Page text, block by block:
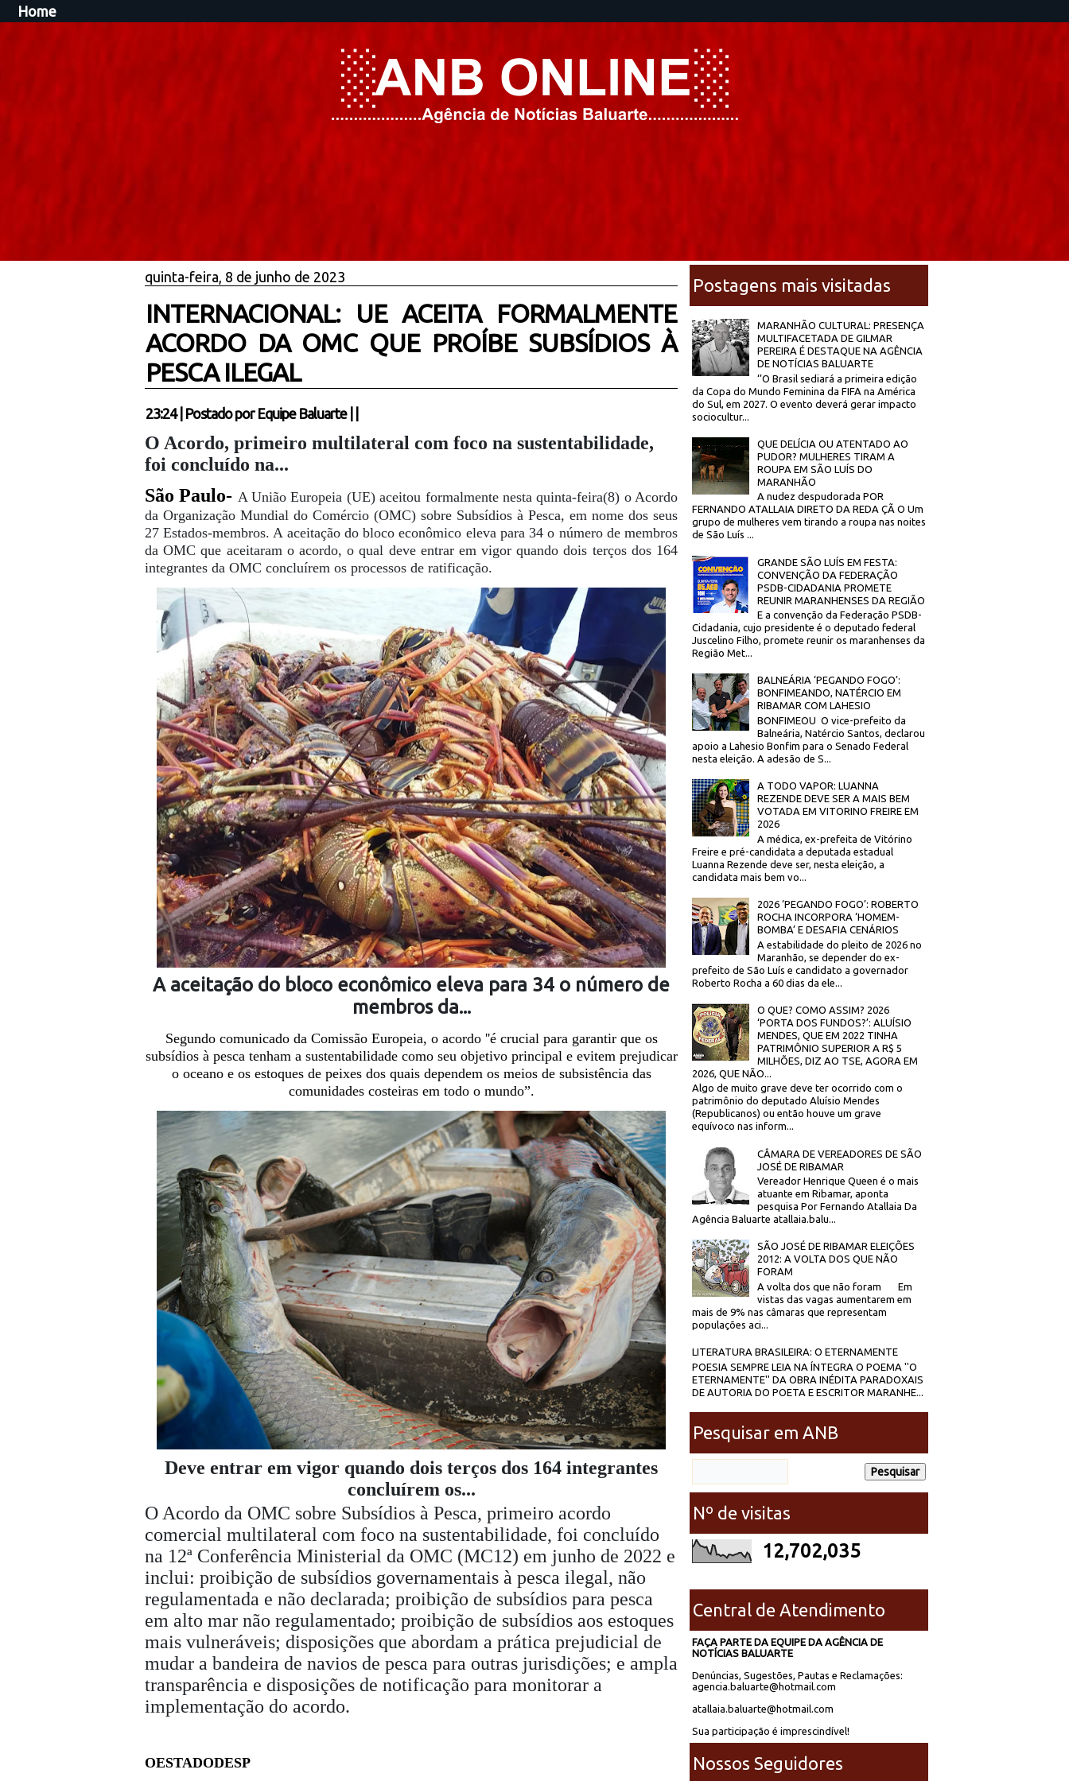
Home
quinta-feira, 8 de junho de 2023
INTERNACIONAL: UE ACEITA FORMALMENTE
ACORDO DA OMC QUE PROÍBE SUBSÍDIOS À
PESCA ILEGAL
23:24| Postado por Equipe Baluarte
O Acordo, primeiro multilateral com foco na sustentabilidade,
foi concluído na...
São Paulo- A União Europeia (UE) aceitou formalmente nesta quinta-feira(8) o Acordo
da Organização Mundial do Comércio (OMC) sobre Subsídios à Pesca, em nome dos seus
27 Estados-membros. A aceitação do bloco econômico eleva para 34 o número de membros
da OMC que aceitaram o acordo, o qual deve entrar em vigor quando dois terços dos 164
integrantes da OMC concluírem os processos de ratificação.
A aceitação do bloco econômico eleva para 34 o número de
membros da...
Segundo comunicado da Comissão Europeia, o acordo ''é crucial para garantir que os
subsídios à pesca tenham a sustentabilidade como seu objetivo principal e evitem prejudicar
o oceano e os estoques de peixes dos quais dependem os meios de subsistência das
comunidades costeiras em todo o mundo”.
Deve entrar em vigor quando dois terços dos 164 integrantes
concluírem os...
O Acordo da OMC sobre Subsídios à Pesca, primeiro acordo
comercial multilateral com foco na sustentabilidade, foi concluído
na 12ª Conferência Ministerial da OMC (MC12) em junho de 2022 e
inclui: proibição de subsídios governamentais à pesca ilegal, não
regulamentada e não declarada; proibição de subsídios para pesca
em alto mar não regulamentado; proibição de subsídios aos estoques
mais vulneráveis; disposições que abordam a prática prejudicial de
mudar a bandeira de navios de pesca para outras jurisdições; e ampla
transparência e disposições de notificação para monitorar a
implementação do acordo.
OESTADODESP
Postagens mais visitadas
MARANHÃO CULTURAL: PRESENÇA
MULTIFACETADA DE GILMAR
PEREIRA É DESTAQUE NA AGÊNCIA
DE NOTÍCIAS BALUARTE
‘’O Brasil sediará a primeira edição
da Copa do Mundo Feminina da FIFA na América
do Sul, em 2027. O evento deverá gerar impacto
sociocultur...
QUE DELÍCIA OU ATENTADO AO
PUDOR? MULHERES TIRAM A
ROUPA EM SÃO LUÍS DO
MARANHÃO
A nudez despudorada POR
FERNANDO ATALLAIA DIRETO DA REDA ÇÃ O Um
grupo de mulheres vem tirando a roupa nas noites
de São Luís ...
GRANDE SÃO LUÍS EM FESTA:
CONVENÇÃO DA FEDERAÇÃO
PSDB-CIDADANIA PROMETE
REUNIR MARANHENSES DA REGIÃO
E a convenção da Federação PSDB-
Cidadania, cujo presidente é o deputado federal
Juscelino Filho, promete reunir os maranhenses da
Região Met...
BALNEÁRIA ‘PEGANDO FOGO’:
BONFIMEANDO, NATÉRCIO EM
RIBAMAR COM LAHESIO
BONFIMEOU O vice-prefeito da
Balneária, Natércio Santos, declarou
apoio a Lahesio Bonfim para o Senado Federal
nesta eleição. A adesão de S...
A TODO VAPOR: LUANNA
REZENDE DEVE SER A MAIS BEM
VOTADA EM VITORINO FREIRE EM
2026
A médica, ex-prefeita de Vitórino
Freire e pré-candidata a deputada estadual
Luanna Rezende deve ser, nesta eleição, a
candidata mais bem vo...
2026 ‘PEGANDO FOGO’: ROBERTO
ROCHA INCORPORA ‘HOMEM-
BOMBA’ E DESAFIA CENÁRIOS
A estabilidade do pleito de 2026 no
Maranhão, se depender do ex-
prefeito de São Luís e candidato a governador
Roberto Rocha a 60 dias da ele...
O QUE? COMO ASSIM? 2026
‘PORTA DOS FUNDOS?’: ALUÍSIO
MENDES, QUE EM 2022 TINHA
PATRIMÔNIO SUPERIOR A R$ 5
MILHÕES, DIZ AO TSE, AGORA EM
2026, QUE NÃO...
Algo de muito grave deve ter ocorrido com o
patrimônio do deputado Aluísio Mendes
(Republicanos) ou então houve um grave
equívoco nas inform...
CÂMARA DE VEREADORES DE SÃO
JOSÉ DE RIBAMAR
Vereador Henrique Queen é o mais
atuante em Ribamar, aponta
pesquisa Por Fernando Atallaia Da
Agência Baluarte atallaia.balu...
SÃO JOSÉ DE RIBAMAR ELEIÇÕES
2012: A VOLTA DOS QUE NÃO
FORAM
A volta dos que não foram Em
vistas das vagas aumentarem em
mais de 9% nas câmaras que representam
populações aci...
LITERATURA BRASILEIRA: O ETERNAMENTE
POESIA SEMPRE LEIA NA ÍNTEGRA O POEMA ''O
ETERNAMENTE'' DA OBRA INÉDITA PARADOXAIS
DE AUTORIA DO POETA E ESCRITOR MARANHE...
Pesquisar em ANB
Nº de visitas
12,702,035
Central de Atendimento
FAÇA PARTE DA EQUIPE DA AGÊNCIA DE
NOTÍCIAS BALUARTE
Denúncias, Sugestões, Pautas e Reclamações:
agencia.baluarte@hotmail.com
atallaia.baluarte@hotmail.com
Sua participação é imprescindível!
Nossos Seguidores